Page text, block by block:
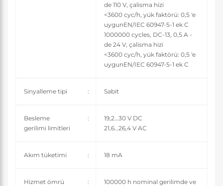
de 110 V, çalisma hizi
<3600 cyc/h, yük faktörü: 0,5 'e
uygunEN/IEC 60947-5-1 ek C
1000000 cycles, DC-13, 0,5 A -
de 24 V, çalisma hizi
<3600 cyc/h, yük faktörü: 0,5 'e
uygunEN/IEC 60947-5-1 ek C
Sinyalleme tipi : Sabit
Besleme
gerilimi limitleri
:
19,2…30 V DC
21,6…26,4 V AC
Akım tüketimi : 18 mA
Hizmet ömrü :
100000 h nominal gerilimde ve